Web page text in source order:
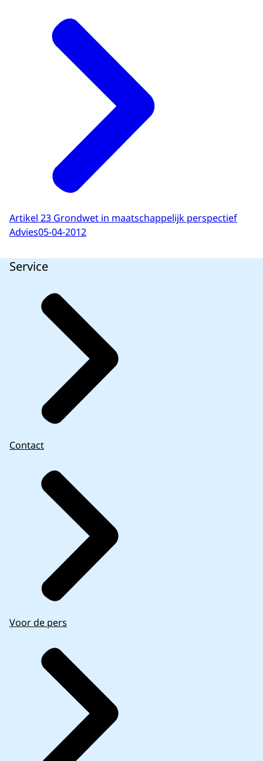
Artikel 23 Grondwet in maatschappelijk perspectief
Advies05-04-2012
Service
Contact
Voor de pers